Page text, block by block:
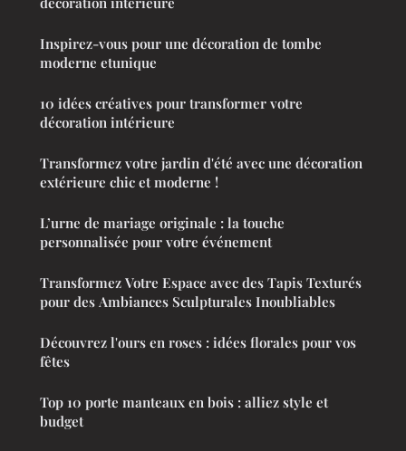
Inspirez-vous pour une décoration de tombe
moderne etunique
10 idées créatives pour transformer votre
décoration intérieure
Transformez votre jardin d'été avec une décoration
extérieure chic et moderne !
L’urne de mariage originale : la touche
personnalisée pour votre événement
Transformez Votre Espace avec des Tapis Texturés
pour des Ambiances Sculpturales Inoubliables
Découvrez l'ours en roses : idées florales pour vos
fêtes
Top 10 porte manteaux en bois : alliez style et
budget